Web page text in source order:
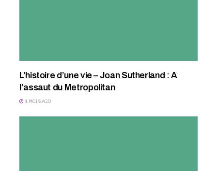
L’histoire d’une vie – Joan Sutherland : A
l’assaut du Metropolitan
1 MOIS AGO